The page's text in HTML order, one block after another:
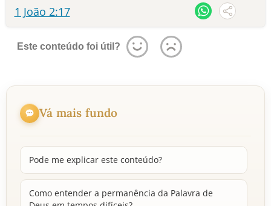
1 João 2:17
Este conteúdo foi útil?
Vá mais fundo
Pode me explicar este conteúdo?
Como entender a permanência da Palavra de